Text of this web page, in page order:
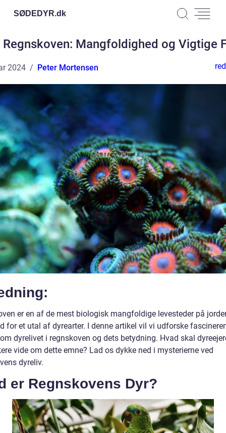
SØDEDYR.dk
Regnskoven: Mangfoldighed og Vigtige
2024 Peter Mortensen
er en af de mest biologisk mangfoldige levesteder på
for et utal af dyrearter. I denne artikel vil vi udforske
dyrelivet i regnskoven og dets betydning. Hvad skal
vide om dette emne? Lad os dykke ned i mysterierne ved
dyreliv.
er Regnskovens Dyr?